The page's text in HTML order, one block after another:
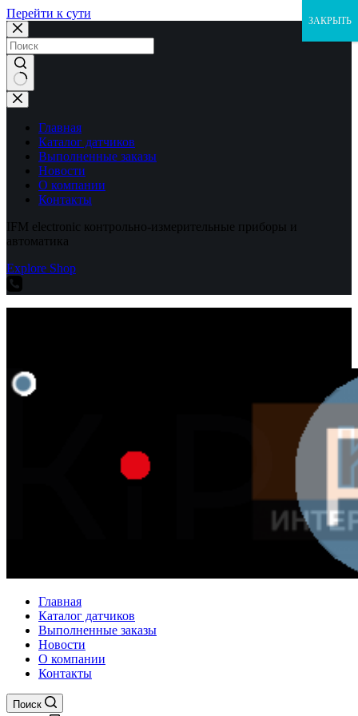
Перейти к сути
Ничего
не
найденоГлавная
Каталог датчиков
Выполненные заказы
Новости
О компании
Контакты
IFM electronic контрольно-измерительные приборы и
автоматика
Explore Shop
Главная
Каталог датчиков
Выполненные заказы
Новости
О компании
Контакты
Поиск
ЗАКРЫТЬ